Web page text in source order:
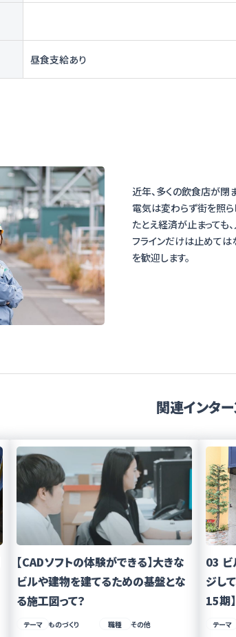
昼食支給あり
近年、多くの飲食店が閉
電気は変わらず街を照ら
たとえ経済が止まっても
フラインだけは止めて
関連インタ
【CADソフトの体験ができる】大きな
ビルや建物を建てるための基盤とな
る施工図って？
テーマ ものづくり 職種 その他
03 ビ
ジし
15期】
テーマ